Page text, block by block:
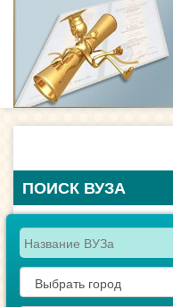
ПОИСК ВУЗА